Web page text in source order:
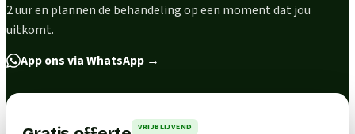
2 uur en plannen de behandeling op een moment dat jou
uitkomt.
App ons via WhatsApp →
VRIJBLIJVEND